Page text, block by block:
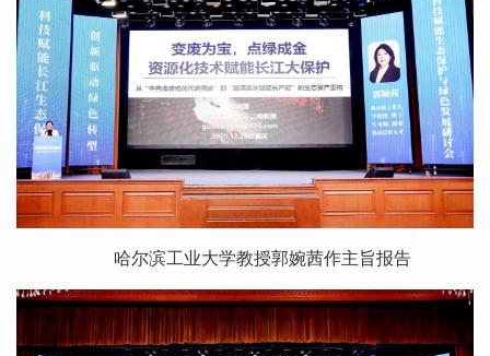
哈尔滨工业大学教授郭婉茜作主旨报告